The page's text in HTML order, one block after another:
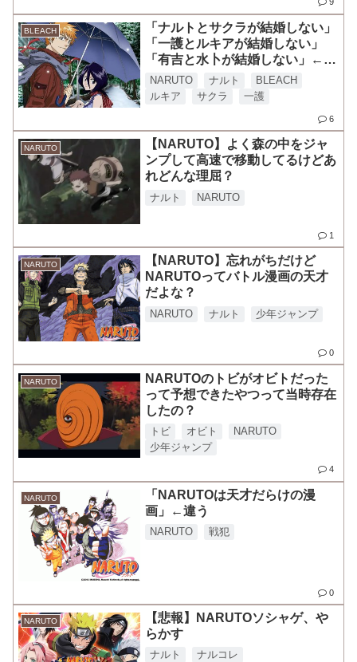
BLEACH
「ナルトとサクラが結婚しない」
「一護とルキアが結婚しない」
「有吉と水卜が結婚しない」←こ
ういうの最近流行ってんの？
NARUTO ナルト
BLEACH
ルキア
サクラ 一護
6
NARUTO
【NARUTO】よく森の中をジャ
ンプして高速で移動してるけどあ
れどんな理屈？
ナルト NARUTO
1
NARUTO
【NARUTO】忘れがちだけど
NARUTOってバトル漫画の天才
だよな？
NARUTO ナルト 少年ジャンプ
0
NARUTO
NARUTOのトビがオビトだった
って予想できたやつって当時存在
したの？
トビ オビト
NARUTO
少年ジャンプ
4
NARUTO
「NARUTOは天才だらけの漫
画」←違う
NARUTO 戦犯
0
NARUTO
【悲報】NARUTOソシャゲ、や
らかす
ナルト
ナルコレ